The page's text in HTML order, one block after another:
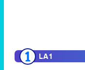
LA 2